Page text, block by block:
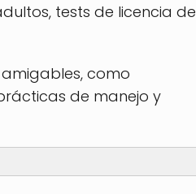
tests de licencia de
como
de manejo y